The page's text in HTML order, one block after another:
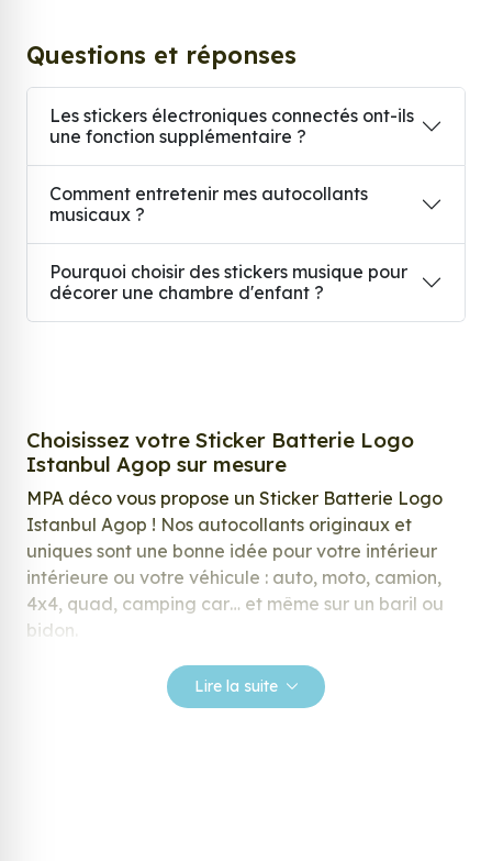
Questions et réponses
Les stickers électroniques connectés ont-ils
une fonction supplémentaire ?
Comment entretenir mes autocollants
musicaux ?
Pourquoi choisir des stickers musique pour
décorer une chambre d'enfant ?
Choisissez votre Sticker Batterie Logo
Istanbul Agop sur mesure
MPA déco vous propose un Sticker Batterie Logo
Istanbul Agop ! Nos autocollants originaux et
uniques sont une bonne idée pour votre intérieur
intérieure ou votre véhicule : auto, moto, camion,
4x4, quad, camping car… et même sur un baril ou
bidon.
Nos stickers sont spécialement conçus pour
répondre à vos attentes, laissez vous inspirer parmi
Lire la suite